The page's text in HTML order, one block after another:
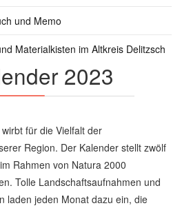
und Memo
Materialkisten im Altkreis Delitzsch
2023
für die Vielfalt der
Region. Der Kalender stellt zwölf
Rahmen von Natura 2000
Tolle Landschaftsaufnahmen und
laden jeden Monat dazu ein, die